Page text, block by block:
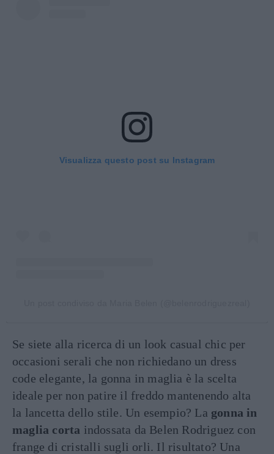
Visualizza questo post su Instagram
Se siete alla ricerca di un look casual chic per
occasioni serali che non richiedano un dress
code elegante, la gonna in maglia è la scelta
ideale per non patire il freddo mantenendo alta
la lancetta dello stile. Un esempio? La gonna in
maglia corta indossata da Belen Rodriguez con
frange di cristalli sugli orli. Il risultato? Una